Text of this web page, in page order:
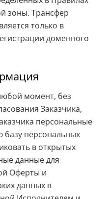
зоны. Трансфер
только в
доменного
момент, без
Заказчика,
персональные
базу персональных
в открытых
данные для
Оферты и
данных в